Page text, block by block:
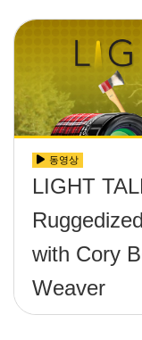
동영상
LIGHT
with Cory
Weaver